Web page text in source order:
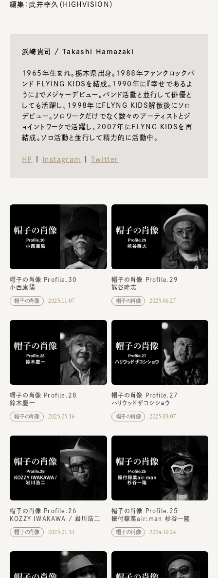
編集：武井幸久（HIGHVISION）
浜崎貴司 / Takashi Hamazaki
1965年生まれ。栃木県出身。 1988 年ファンクロックバ
ンド FLYING KIDS を結成。 1990 年に『幸せであるよ
うに』でメジャーデビュー。バンド活動と並行して俳優と
しても活躍し、
1998年に FLYNG KIDS解散後にソロ
デビュー。ソロワークだけでなく数々のアーティストとジ
ョイントワークで活躍し、 2007年に FLYNG KIDS を再
結成。ソロ活動と並行して精力的に活動中。
HP Instagram Twitter
帽子の肖像 2025.11.07
帽子の肖像 Profile.30
小西康陽
帽子の肖像 2025.06.27
帽子の肖像 Profile.29
熊谷隆志
帽子の肖像 2025.05.16
帽子の肖像 Profile.28
鈴木慶一
帽子の肖像 2025.03.07
帽子の肖像 Profile.27
ハリウッドザコシショウ
帽子の肖像 2025.01.31
帽子の肖像 Profile.26
KOZZY IWAKAWA / 岩川浩二
帽子の肖像 2024.10.24
帽子の肖像 Profile.25
振付稼業air:man 杉谷一隆